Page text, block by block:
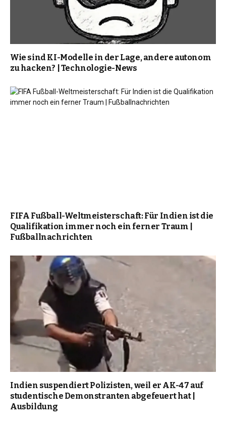
Wie sind KI-Modelle in der Lage, andere autonom
zu hacken? | Technologie-News
FIFA Fußball-Weltmeisterschaft: Für Indien ist die
Qualifikation immer noch ein ferner Traum |
Fußballnachrichten
Indien suspendiert Polizisten, weil er AK-47 auf
studentische Demonstranten abgefeuert hat |
Ausbildung